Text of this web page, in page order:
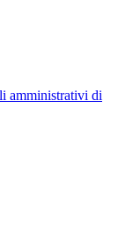
amministrativi di